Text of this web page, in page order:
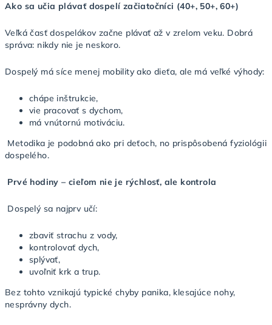
Ako sa učia plávať dospelí začiatočníci (40+, 50+, 60+)
Veľká časť dospelákov začne plávať až v zrelom veku. Dobrá
správa: nikdy nie je neskoro.
Dospelý má síce menej mobility ako dieťa, ale má veľké výhody:
chápe inštrukcie,
vie pracovať s dychom,
má vnútornú motiváciu.
Metodika je podobná ako pri deťoch, no prispôsobená fyziológii
dospelého.
Prvé hodiny – cieľom nie je rýchlosť, ale kontrola
Dospelý sa najprv učí:
zbaviť strachu z vody,
kontrolovať dych,
splývať,
uvoľniť krk a trup.
Bez tohto vznikajú typické chyby panika, klesajúce nohy,
nesprávny dych.